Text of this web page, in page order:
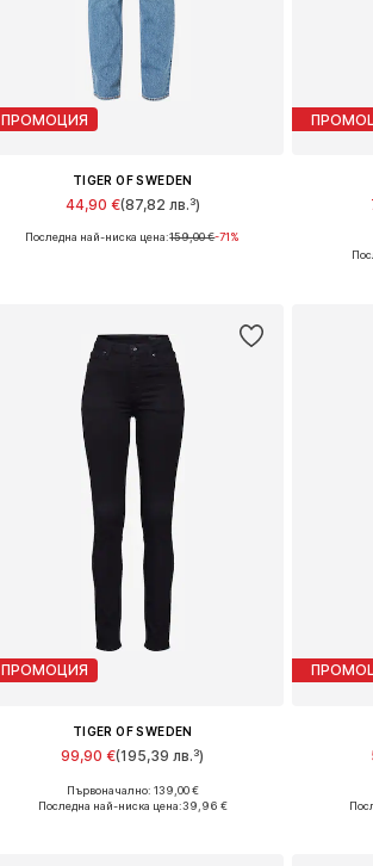
ПРОМОЦИЯ
TIGER OF SWEDEN
44,90 €(87,82 лв.³)
Налични размери: 29 x 34
Последна най-ниска цена:159,00 €-71%
ПРОМОЦИЯ
TIGER OF SWEDEN
99,90 €(195,39 лв.³)
Налични размери: 25 x 30
Първоначално: 139,00 €
Последна най-ниска цена:39,96 €